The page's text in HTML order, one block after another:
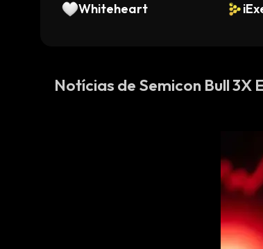
Whiteheart
Notícias de Semicon Bull 3X